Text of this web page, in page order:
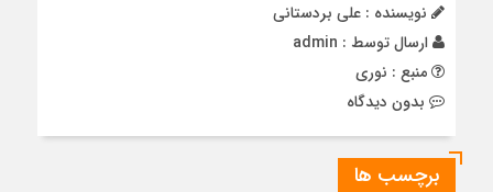
نویسنده : علی بردستانی
ارسال توسط : admin
منبع : نوری
بدون دیدگاه
برچسب ها